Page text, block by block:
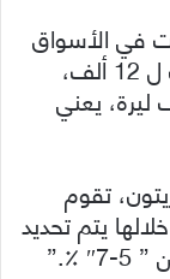
في الأسواق
الشعبية والصالات يتراوح من 10ألاف ل 12 ألف،
أن يسعر الزيت ب 15 ألف ليرة، يعني
تقوم
يتم تحديد